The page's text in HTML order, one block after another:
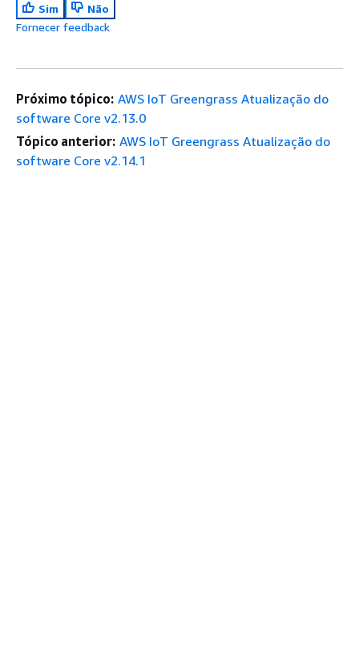
Sim
Não
Fornecer feedback
Próximo tópico: AWS IoT Greengrass Atualização do
software Core v2.13.0
Tópico anterior: AWS IoT Greengrass Atualização do
software Core v2.14.1